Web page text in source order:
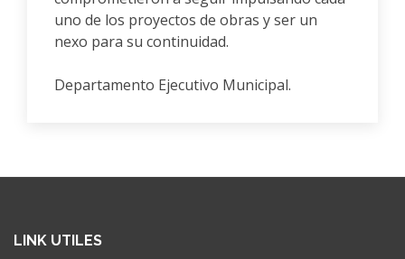
uno de los proyectos de obras y ser un
nexo para su continuidad.
Departamento Ejecutivo Municipal.
LINK UTILES